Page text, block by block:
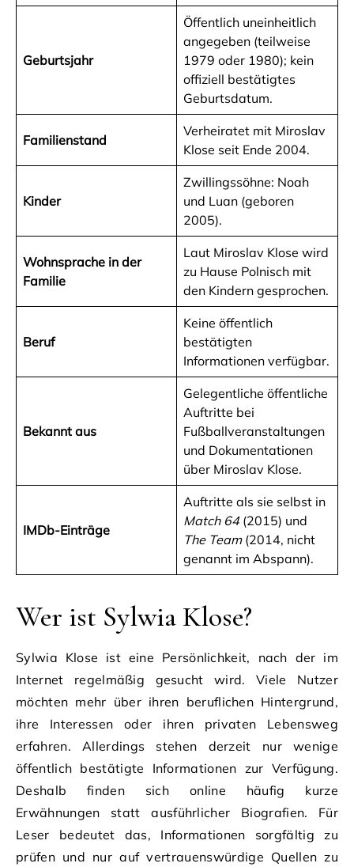
Geburtsjahr
Öffentlich uneinheitlich
angegeben (teilweise
1979 oder 1980); kein
offiziell bestätigtes
Geburtsdatum.
Familienstand
Verheiratet mit Miroslav
Klose seit Ende 2004.
Kinder
Zwillingssöhne: Noah
und Luan (geboren
2005).
Wohnsprache in der
Familie
Laut Miroslav Klose wird
zu Hause Polnisch mit
den Kindern gesprochen.
Beruf
Keine öffentlich
bestätigten
Informationen verfügbar.
Bekannt aus
Gelegentliche öffentliche
Auftritte bei
Fußballveranstaltungen
und Dokumentationen
über Miroslav Klose.
IMDb-Einträge
Auftritte als sie selbst in
Match 64(2015) und
The Team(2014, nicht
genannt im Abspann).
Wer ist Sylwia Klose?
Sylwia Klose ist eine Persönlichkeit, nach der im
Internet regelmäßig gesucht wird. Viele Nutzer
möchten mehr über ihren beruflichen Hintergrund,
ihre Interessen oder ihren privaten Lebensweg
erfahren. Allerdings stehen derzeit nur wenige
öffentlich bestätigte Informationen zur Verfügung.
Deshalb finden sich online häufig kurze
Erwähnungen statt ausführlicher Biografien. Für
Leser bedeutet das, Informationen sorgfältig zu
prüfen und nur auf vertrauenswürdige Quellen zu